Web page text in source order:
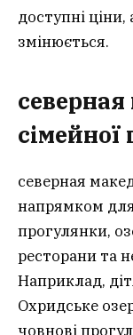
доступні
змінюється.
сімейної
северная
напрямком для
прогулянки,
ресторани та
Наприклад,
Охридське
човнові